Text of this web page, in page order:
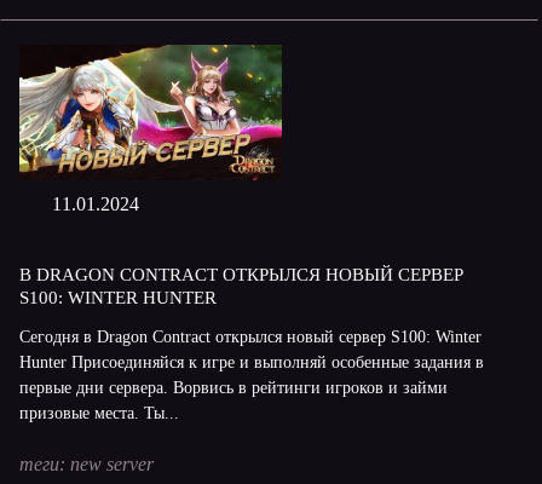
11.01.2024
В DRAGON CONTRACT ОТКРЫЛСЯ НОВЫЙ СЕРВЕР
S100: WINTER HUNTER
Сегодня в Dragon Contract открылся новый сервер S100: Winter
Hunter Присоединяйся к игре и выполняй особенные задания в
первые дни сервера. Ворвись в рейтинги игроков и займи
призовые места. Ты...
теги: new server